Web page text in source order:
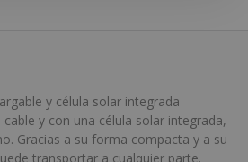
y célula solar integrada
cable y con una célula solar integrada,
Gracias a su forma compacta y a su
transportar a cualquier parte.